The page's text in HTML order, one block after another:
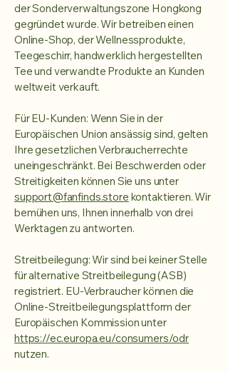
der Sonderverwaltungszone Hongkong
gegründet wurde. Wir betreiben einen
Online-Shop, der Wellnessprodukte,
Teegeschirr, handwerklich hergestellten
Tee und verwandte Produkte an Kunden
weltweit verkauft.
Für EU-Kunden: Wenn Sie in der
Europäischen Union ansässig sind, gelten
Ihre gesetzlichen Verbraucherrechte
uneingeschränkt. Bei Beschwerden oder
Streitigkeiten können Sie uns unter
support@fanfinds.store kontaktieren. Wir
bemühen uns, Ihnen innerhalb von drei
Werktagen zu antworten.
Streitbeilegung: Wir sind bei keiner Stelle
für alternative Streitbeilegung (ASB)
registriert. EU-Verbraucher können die
Online-Streitbeilegungsplattform der
Europäischen Kommission unter
https://ec.europa.eu/consumers/odr
nutzen.